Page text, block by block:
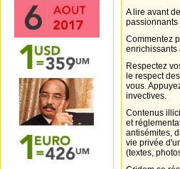
A lire avant
passionnants
Commentez
enrichissants
Respectez
le respect
vous.
invectives.
Contenus
et
antisémites,
vie privée
(textes,